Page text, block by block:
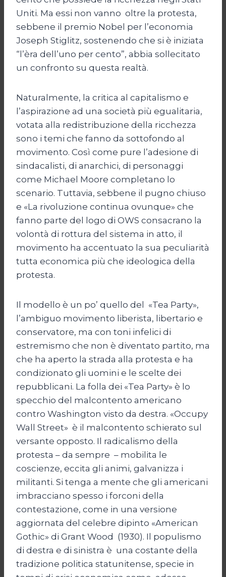
Uniti. Ma essi non vanno oltre la protesta,
sebbene il premio Nobel per l’economia
Joseph Stiglitz, sostenendo che si è iniziata
“l’èra dell’uno per cento”, abbia sollecitato
un confronto su questa realtà.
Naturalmente, la critica al capitalismo e
l’aspirazione ad una società più egualitaria,
votata alla redistribuzione della ricchezza
sono i temi che fanno da sottofondo al
movimento. Così come pure l’adesione di
sindacalisti, di anarchici, di personaggi
come Michael Moore completano lo
scenario. Tuttavia, sebbene il pugno chiuso
e «La rivoluzione continua ovunque» che
fanno parte del logo di OWS consacrano la
volontà di rottura del sistema in atto, il
movimento ha accentuato la sua peculiarità
tutta economica più che ideologica della
protesta.
Il modello è un po’ quello del «Tea Party»,
l’ambiguo movimento liberista, libertario e
conservatore, ma con toni infelici di
estremismo che non è diventato partito, ma
che ha aperto la strada alla protesta e ha
condizionato gli uomini e le scelte dei
repubblicani. La folla dei «Tea Party» è lo
specchio del malcontento americano
contro Washington visto da destra. «Occupy
Wall Street» è il malcontento schierato sul
versante opposto. Il radicalismo della
protesta – da sempre – mobilita le
coscienze, eccita gli animi, galvanizza i
militanti. Si tenga a mente che gli americani
imbracciano spesso i forconi della
contestazione, come in una versione
aggiornata del celebre dipinto «American
Gothic» di Grant Wood (1930). Il populismo
di destra e di sinistra è una costante della
tradizione politica statunitense, specie in